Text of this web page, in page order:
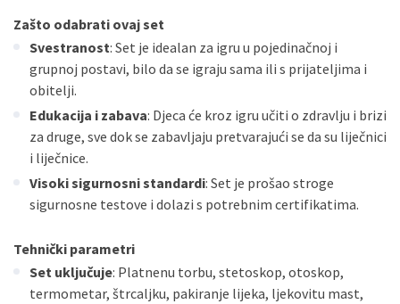
Zašto odabrati ovaj set
Svestranost: Set je idealan za igru u pojedinačnoj i
grupnoj postavi, bilo da se igraju sama ili s prijateljima i
obitelji.
Edukacija i zabava: Djeca će kroz igru učiti o zdravlju i brizi
za druge, sve dok se zabavljaju pretvarajući se da su liječnici
i liječnice.
Visoki sigurnosni standardi: Set je prošao stroge
sigurnosne testove i dolazi s potrebnim certifikatima.
Tehnički parametri
Set uključuje: Platnenu torbu, stetoskop, otoskop,
termometar, štrcaljku, pakiranje lijeka, ljekovitu mast,